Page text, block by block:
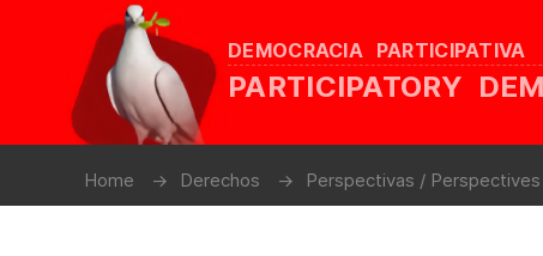
DEMOCRACIA PARTICIPATIVA
PARTICIPATORY
Home Derechos Perspectivas / Perspectives